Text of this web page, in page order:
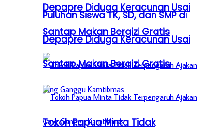
Depapre Diduga Keracunan Usai
Santap Makan Bergizi Gratis
Tokoh Papua Minta Tidak
Puluhan Siswa TK, SD, dan SMP di
Depapre Diduga Keracunan Usai
Santap Makan Bergizi Gratis